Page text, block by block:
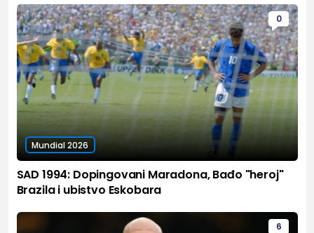
0
Mundial 2026
SAD 1994: Dopingovani Maradona, Bađo "heroj"
Brazila i ubistvo Eskobara
6